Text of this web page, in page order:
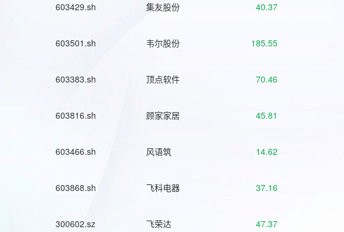
603429.sh 集友股份 40.37
603501.sh 韦尔股份 185.55
603383.sh 顶点软件 70.46
603816.sh 顾家家居 45.81
603466.sh 风语筑 14.62
603868.sh 飞科电器 37.16
300602.sz 飞荣达 47.37